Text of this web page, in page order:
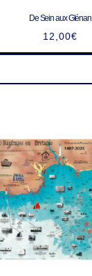
De Sein aux Glénan
12,00€